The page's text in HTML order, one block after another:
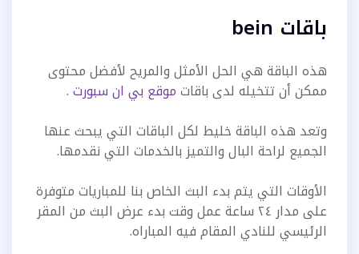
باقات bein
هذه الباقة هي الحل الأمثل والمريح لأفضل محتوى
ممكن أن تتخيله لدى باقاتموقع بي ان سبورت.
وتعد هذه الباقة خليط لكل الباقات التي يبحث عنها
الجميع لراحة البال والتميز بالخدمات التي نقدمها.
الأوقات التي يتم بدء البث الخاص بنا للمباريات متوفرة
على مدار ٢٤ ساعة عمل وقت بدء عرض البث من المقر
الرئيسي للنادي المقام فيه المباراه.